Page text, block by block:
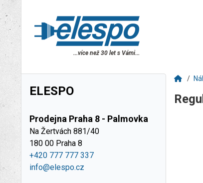
...více než 30 let s Vámi...
ELESPO
Prodejna Praha 8 - Palmovka
Na Žertvách 881/40
180 00 Praha 8
+420 777 777 337
info@elespo.cz